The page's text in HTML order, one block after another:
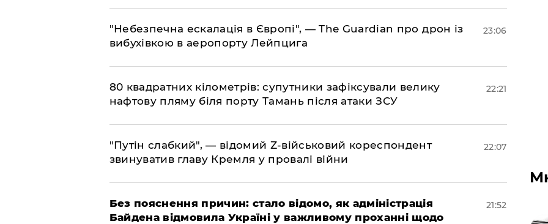
​"Небезпечна ескалація в Європі", — The Guardian про дрон із
вибухівкою в аеропорту Лейпцига
23:06
​80 квадратних кілометрів: супутники зафіксували велику
нафтову пляму біля порту Тамань після атаки ЗСУ
22:21
"Путін слабкий", — відомий Z-військовий кореспондент
звинуватив главу Кремля у провалі війни
22:07
​Без пояснення причин: стало відомо, як адміністрація
Байдена відмовила Україні у важливому проханні щодо
21:52